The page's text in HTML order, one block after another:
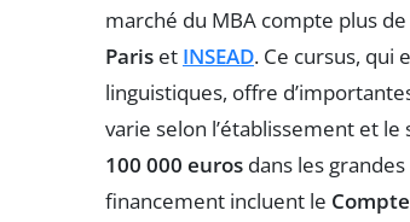
marché du MBA compte plus de
Paris et INSEAD. Ce cursus, qui
linguistiques, offre
varie selon l’établissement et
100 000 euros dans les
financement incluent le